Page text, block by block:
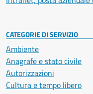
CATEGORIE DI SERVIZIO
Ambiente
Anagrafe e stato civile
Autorizzazioni
Cultura e tempo libero